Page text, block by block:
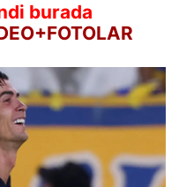
burada